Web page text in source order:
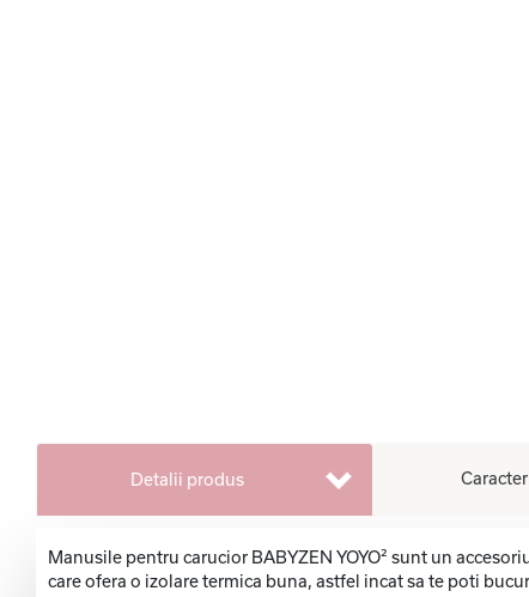
Detalii produs
Manusile pentru carucior BABYZEN YOYO² sunt un
care ofera o izolare termica buna, astfel incat sa te poti